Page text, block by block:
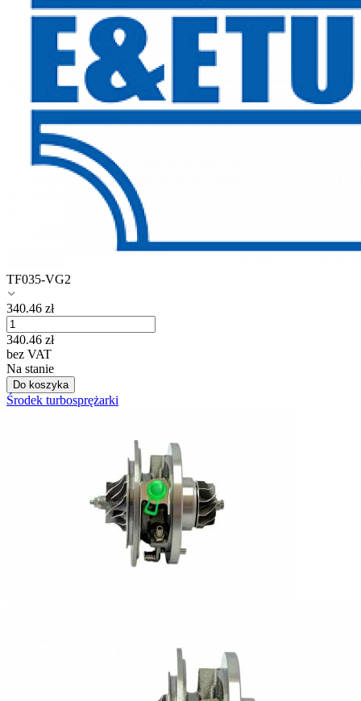
TF035-VG2
340.46 zł
340.46 zł
bez VAT
Na stanie
Do koszyka
Środek turbosprężarki